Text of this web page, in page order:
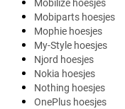
Mobilize hoesjes
Mobiparts hoesjes
Mophie hoesjes
My-Style hoesjes
Njord hoesjes
Nokia hoesjes
Nothing hoesjes
OnePlus hoesjes